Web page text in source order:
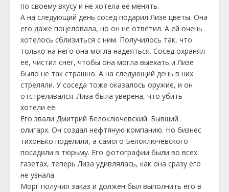
по своему вкусу и не хотела её менять.
А на следующий день сосед подарил Лизе цветы. Она
его даже поцеловала, но он не ответил. А ей очень
хотелось сблизиться с ним. Получилось так, что
только на него она могла надеяться. Сосед охранял
её, чистил снег, чтобы она могла выехать и Лизе
было не так страшно. А на следующий день в них
стреляли. У соседа тоже оказалось оружие, и он
отстреливался. Лиза была уверена, что убить
хотели её.
Его звали Дмитрий Белоключевский. Бывший
олигарх. Он создал нефтяную компанию. Но бизнес
тихонько поделили, а самого Белоключевского
посадили в тюрьму. Его фотографии были во всех
газетах, теперь Лиза удивлялась, как она сразу его
не узнала.
Морг получил заказ и должен был выполнить его в